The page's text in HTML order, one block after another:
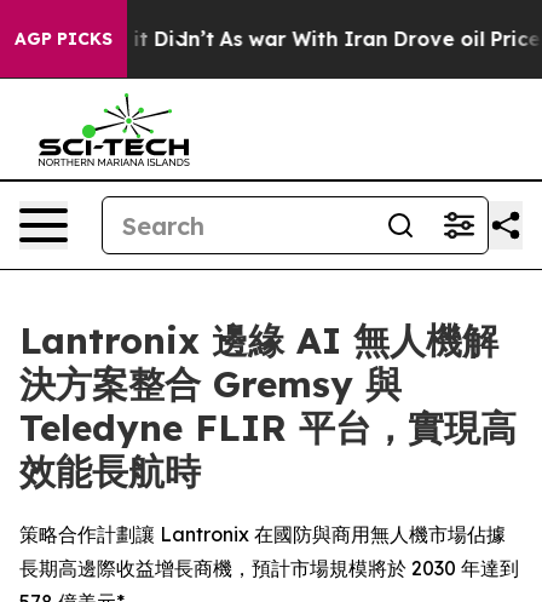
AGP PICKS
it Didn’t As war With Iran Drove oil Prices
Lantronix 邊緣 AI 無人機解
決方案整合 Gremsy 與
Teledyne FLIR 平台，實現高
效能長航時
策略合作計劃讓 Lantronix 在國防與商用無人機市場佔據
長期高邊際收益增長商機，預計市場規模將於 2030 年達到